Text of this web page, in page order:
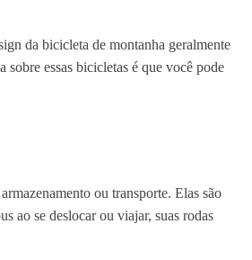
da bicicleta de montanha geralmente
essas bicicletas é que você pode
ou transporte. Elas são
ao se deslocar ou viajar, suas rodas